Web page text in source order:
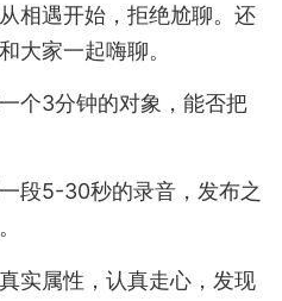
相遇开始，拒绝尬聊。还
大家一起嗨聊。
个3分钟的对象，能否把
段5-30秒的录音，发布之
实属性，认真走心，发现